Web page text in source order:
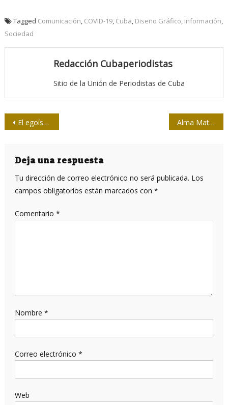
Tagged Comunicación, COVID-19, Cuba, Diseño Gráfico, Información,
Sociedad
Redacción Cubaperiodistas
Sitio de la Unión de Periodistas de Cuba
Navegación
entradas
El egoísmo no merece ese regalo Alma Mater en el Segundo Festival de la Prensa
Deja una respuesta
Tu dirección de correo electrónico no será publicada. Los
campos obligatorios están marcados con *
Comentario *
Nombre *
Correo electrónico *
Web